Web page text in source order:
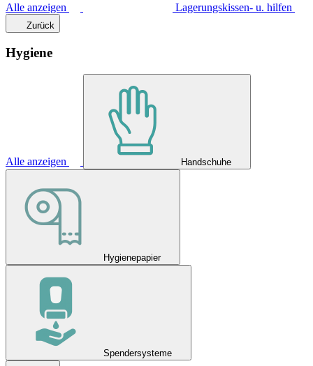
Alle anzeigen Lagerungskissen- u. hilfen
Zurück
Hygiene
Alle anzeigen Handschuhe
Hygienepapier
Spendersysteme